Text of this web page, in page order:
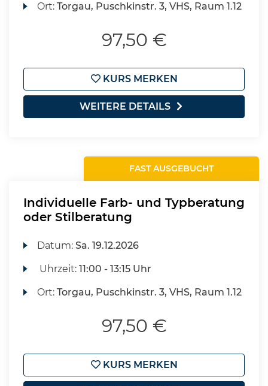
Ort:Torgau, Puschkinstr. 3, VHS, Raum 1.12
97,50 €
KURS MERKEN
WEITERE DETAILS
FAST AUSGEBUCHT
Individuelle Farb- und Typberatung
oder Stilberatung
Datum:Sa. 19.12.2026
Uhrzeit:11:00 - 13:15 Uhr
Ort:Torgau, Puschkinstr. 3, VHS, Raum 1.12
97,50 €
KURS MERKEN